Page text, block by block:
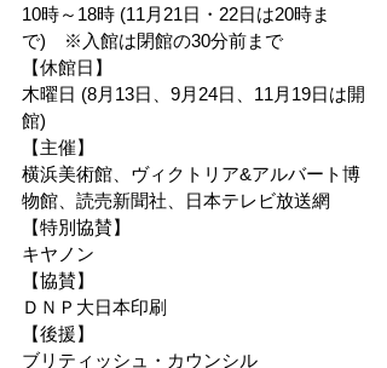
10時～18時 (11月21日・22日は20時ま
で)　※入館は閉館の30分前まで
【休館日】
木曜日 (8月13日、9月24日、11月19日は開
館)
【主催】
横浜美術館、ヴィクトリア&アルバート博
物館、読売新聞社、日本テレビ放送網
【特別協賛】
キヤノン
【協賛】
ＤＮＰ大日本印刷
【後援】
ブリティッシュ・カウンシル